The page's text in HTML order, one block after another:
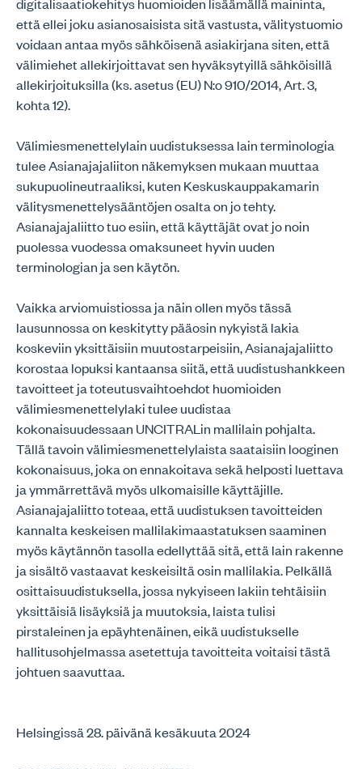
että ellei joku asianosaisista sitä vastusta, välitystuomio
voidaan antaa myös sähköisenä asiakirjana siten, että
välimiehet allekirjoittavat sen hyväksytyillä sähköisillä
allekirjoituksilla (ks. asetus (EU) N:o 910/2014, Art. 3,
kohta 12).
Välimiesmenettelylain uudistuksessa lain terminologia
tulee Asianajajaliiton näkemyksen mukaan muuttaa
sukupuolineutraaliksi, kuten Keskuskauppakamarin
välitysmenettelysääntöjen osalta on jo tehty.
Asianajajaliitto tuo esiin, että käyttäjät ovat jo noin
puolessa vuodessa omaksuneet hyvin uuden
terminologian ja sen käytön.
Vaikka arviomuistiossa ja näin ollen myös tässä
lausunnossa on keskitytty pääosin nykyistä lakia
koskeviin yksittäisiin muutostarpeisiin, Asianajajaliitto
korostaa lopuksi kantaansa siitä, että uudistushankkeen
tavoitteet ja toteutusvaihtoehdot huomioiden
välimiesmenettelylaki tulee uudistaa
kokonaisuudessaan UNCITRALin mallilain pohjalta.
Tällä tavoin välimiesmenettelylaista saataisiin looginen
kokonaisuus, joka on ennakoitava sekä helposti luettava
ja ymmärrettävä myös ulkomaisille käyttäjille.
Asianajajaliitto toteaa, että uudistuksen tavoitteiden
kannalta keskeisen mallilakimaastatuksen saaminen
myös käytännön tasolla edellyttää sitä, että lain rakenne
ja sisältö vastaavat keskeisiltä osin mallilakia. Pelkällä
osittaisuudistuksella, jossa nykyiseen lakiin tehtäisiin
yksittäisiä lisäyksiä ja muutoksia, laista tulisi
pirstaleinen ja epäyhtenäinen, eikä uudistukselle
hallitusohjelmassa asetettuja tavoitteita voitaisi tästä
johtuen saavuttaa.
Helsingissä 28. päivänä kesäkuuta 2024